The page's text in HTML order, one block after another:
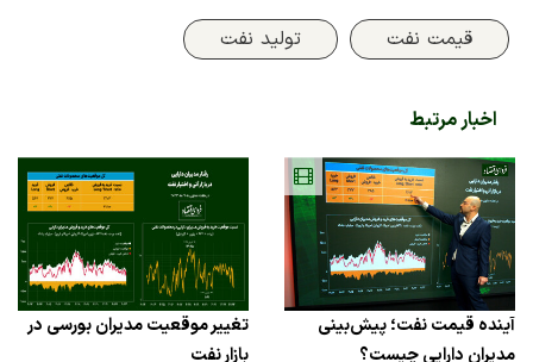
قیمت نفت تولید نفت
اخبار مرتبط
آینده قیمت نفت؛ پیش‌بینی
مدیران دارایی چیست؟
تغییر موقعیت مدیران بورسی در
بازار نفت